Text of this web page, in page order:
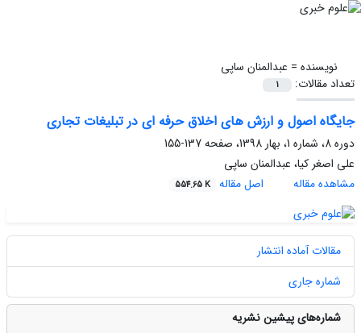
نویسنده = عبدالمنان ساپی
تعداد مقالات:
1
جایگاه اصول و ارزش های اخلاق حرفه ای در تبلیغات تجاری
دوره 8، شماره 1، بهار 1398، صفحه
137-155
علی اصغر کیا، عبدالمنان ساپی
مشاهده مقاله
اصل مقاله 554.65 K
مقالات آماده انتشار
شماره جاری
شماره‌های پیشین نشریه